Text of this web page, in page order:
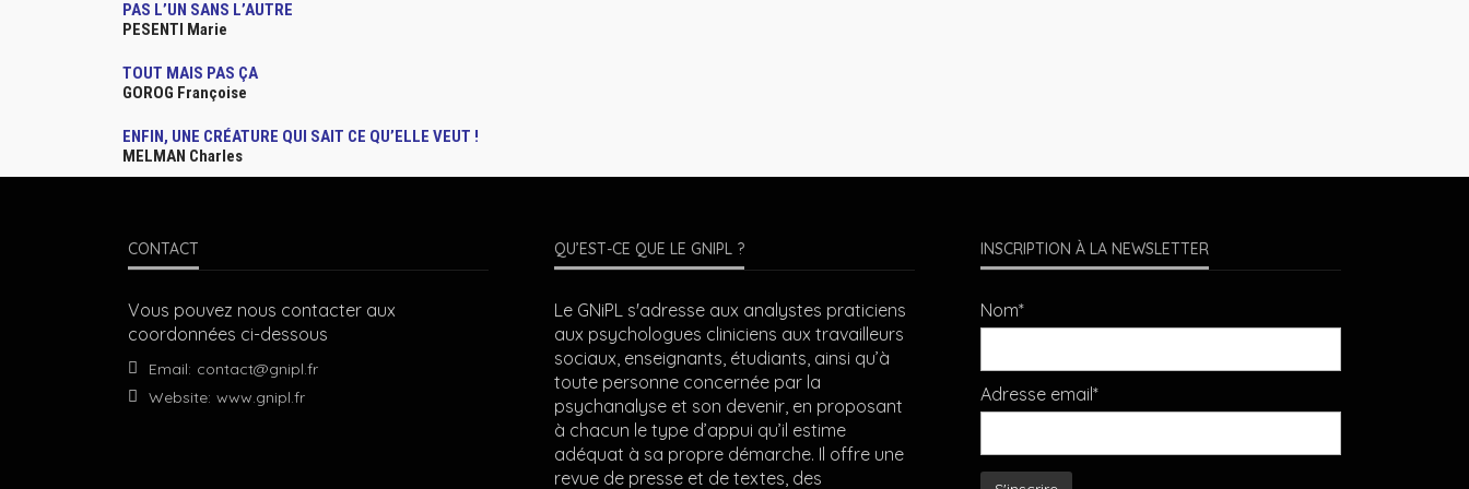
PAS L’UN SANS L’AUTRE
PESENTI Marie
TOUT MAIS PAS ÇA
GOROG Françoise
ENFIN, UNE CRÉATURE QUI SAIT CE QU’ELLE VEUT !
MELMAN Charles
CONTACT
Vous pouvez nous contacter aux
coordonnées ci-dessous
Email: contact@gnipl.fr
Website: www.gnipl.fr
QU’EST-CE QUE LE GNIPL ?
Le GNiPL s'adresse aux analystes praticiens
aux psychologues cliniciens aux travailleurs
sociaux, enseignants, étudiants, ainsi qu’à
toute personne concernée par la
psychanalyse et son devenir, en proposant
à chacun le type d’appui qu’il estime
adéquat à sa propre démarche. Il offre une
revue de presse et de textes, des
INSCRIPTION À LA NEWSLETTER
Nom*
Adresse email*